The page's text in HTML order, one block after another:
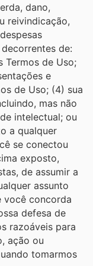
dano,
reivindicação,
de:
Termos de Uso;
e
de Uso; (4) sua
mas não
intelectual; ou
a qualquer
se conectou
exposto,
de assumir a
assunto
você concorda
defesa de
razoáveis ​​para
ação ou
tomarmos